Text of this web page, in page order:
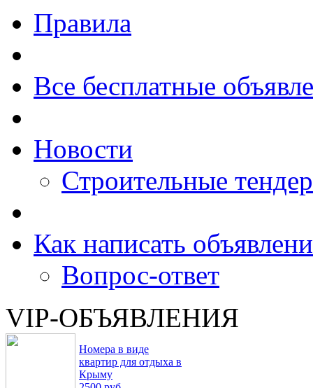
Правила
Все бесплатные
Новости
Строительные
Как написать
Вопрос-ответ
VIP-ОБЪЯВЛЕНИЯ
Номера в виде
квартир для отдыха в
Крыму